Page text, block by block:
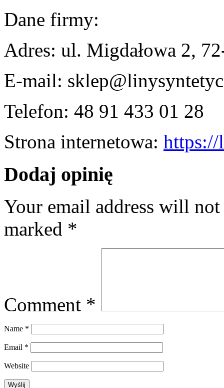
Dane firmy:
Adres: ul. Migdałowa 2,
E-mail:
Telefon: 48 91 433 01 28
Strona internetowa: https://
Dodaj opinię
Your email address will
marked *
Comment *
Name *
Email *
Website